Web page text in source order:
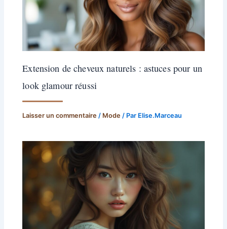
Extension de cheveux naturels : astuces pour un
look glamour réussi
Laisser un commentaire / Mode / Par Elise.Marceau